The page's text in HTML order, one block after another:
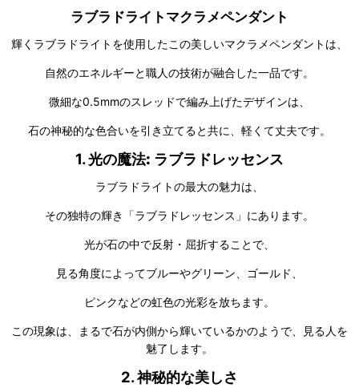
ラブラドライトマクラメペンダント
輝くラブラドライトを使用したこの美しいマクラメペンダントは、
自然のエネルギーと職人の技術が融合した一品です。
微細な0.5mmのスレッドで編み上げたデザインは、
石の神秘的な色合いを引き立てると共に、軽くて丈夫です。
1.光の魔法: ラブラドレッセンス
ラブラドライトの最大の魅力は、
その独特の輝き「ラブラドレッセンス」にあります。
光が石の中で反射・屈折することで、
見る角度によってブルーやグリーン、ゴールド、
ピンクなどの虹色の光彩を放ちます。
この現象は、まるで石が内側から輝いているかのようで、見る人を
魅了します。
2.神秘的な美しさ